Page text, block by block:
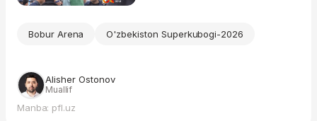
Bobur Arena O'zbekiston Superkubogi-2026
Alisher Ostonov
Muallif
Manba: pfl.uz